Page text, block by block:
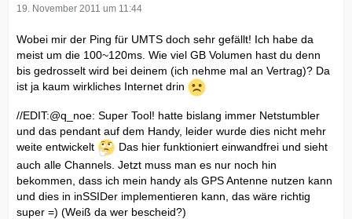
19. November 2011 um 11:44
Wobei mir der Ping für UMTS doch sehr gefällt! Ich habe da
meist um die 100~120ms. Wie viel GB Volumen hast du denn
bis gedrosselt wird bei deinem (ich nehme mal an Vertrag)? Da
ist ja kaum wirkliches Internet drin
//EDIT:@q_noe: Super Tool! hatte bislang immer Netstumbler
und das pendant auf dem Handy, leider wurde dies nicht mehr
weite entwickelt
Das hier funktioniert einwandfrei und sieht
auch alle Channels. Jetzt muss man es nur noch hin
bekommen, dass ich mein handy als GPS Antenne nutzen kann
und dies in inSSIDer implementieren kann, das wäre richtig
super =) (Weiß da wer bescheid?)